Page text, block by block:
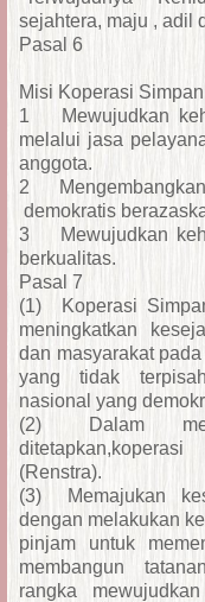
sejahtera, maju , adil
Pasal 6
Misi Koperasi
1
Mewujudkan
melalui jasa
anggota.
2
demokratis
3
Mewujudkan
berkualitas.
Pasal 7
(1)
Koperasi
meningkatkan
dan masyarakat
yang tidak
nasional yang
(2)
Dalam
(Renstra).
(3)
Memajukan
dengan melakukan
pinjam untuk
membangun
rangka